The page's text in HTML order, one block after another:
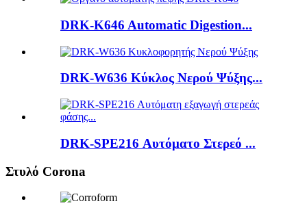
DRK-K646 Automatic Digestion...
DRK-W636 Κύκλος Νερού Ψύξης...
DRK-SPE216 Αυτόματο Στερεό ...
Στυλό Corona